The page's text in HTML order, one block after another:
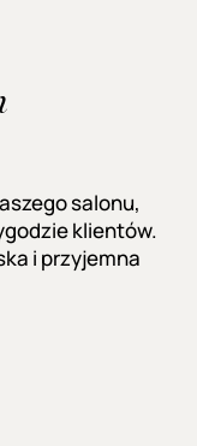
salonu,
klientów.
i przyjemna